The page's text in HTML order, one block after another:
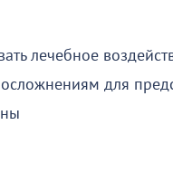
лечебное
для